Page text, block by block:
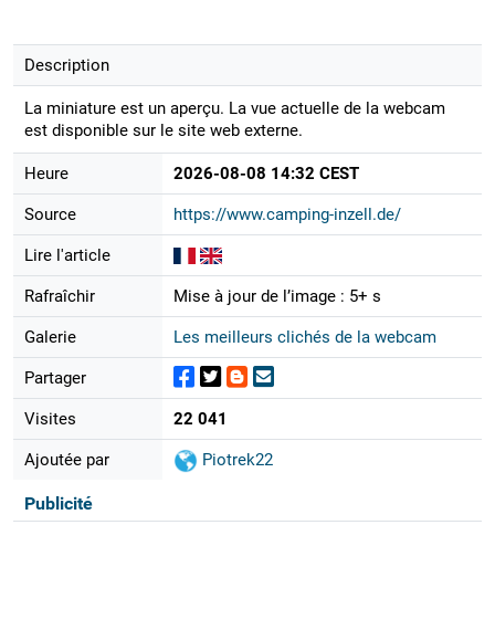
Description
La miniature est un aperçu. La vue actuelle de la webcam
est disponible sur le site web externe.
Heure 2026-08-08 14:32 CEST
Source https://www.camping-inzell.de/
Lire l'article
Rafraîchir Mise à jour de l’image : 5+ s
Galerie Les meilleurs clichés de la webcam
Partager
Visites 22 041
Ajoutée par Piotrek22
Publicité